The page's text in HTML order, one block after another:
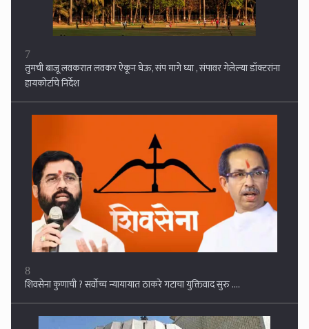
8
शिवसेना कुणाची ? सर्वोच्च न्यायायात ठाकरे गटाचा युक्तिवाद सुरु ....
महाराष्ट्र धर्मस्वातंत्र्य कायदा राज्यात लागू , कायद्याचे उल्लंघन केल्यास सात
वर्षांपर्यंतच्या कारावासाची तरतूद